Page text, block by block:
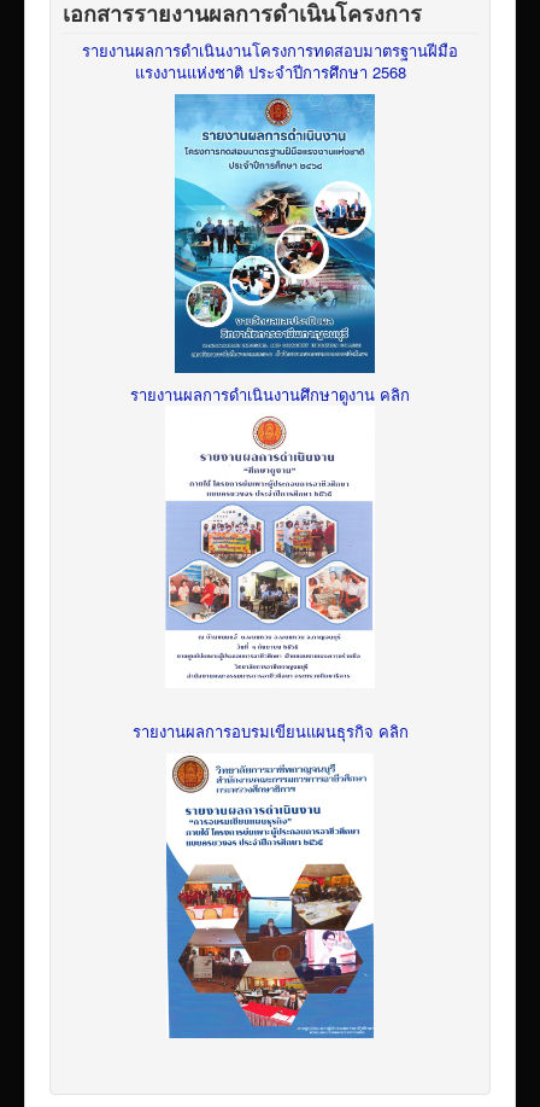
เอกสารรายงานผลการดำเนินโครงการ
รายงานผลการดำเนินงานโครงการทดสอบมาตรฐานฝีมือ
แรงงานแห่งชาติ ประจำปีการศึกษา 2568
รายงานผลการดำเนินงานศึกษาดูงาน คลิก
รายงานผลการอบรมเขียนแผนธุรกิจ คลิก